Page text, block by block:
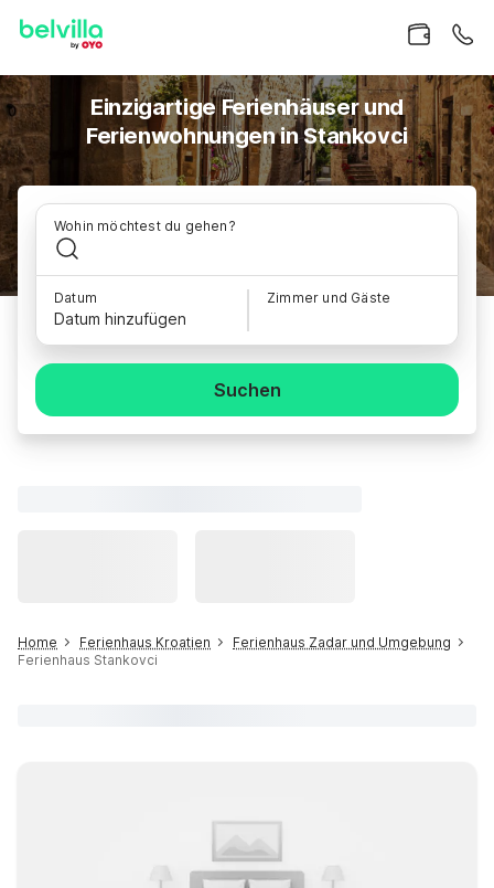
Einzigartige Ferienhäuser und
Ferienwohnungen in Stankovci
Wohin möchtest du gehen?
Datum
Datum hinzufügen
Zimmer und Gäste
Suchen
Home Ferienhaus Kroatien
Ferienhaus Zadar und Umgebung
Ferienhaus Stankovci